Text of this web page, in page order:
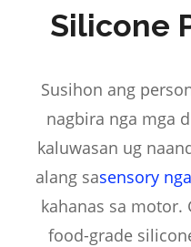
Silicone
Susihon ang
nagbira nga mga
kaluwasan ug
alang sasensory
kahanas sa motor.
food-grade